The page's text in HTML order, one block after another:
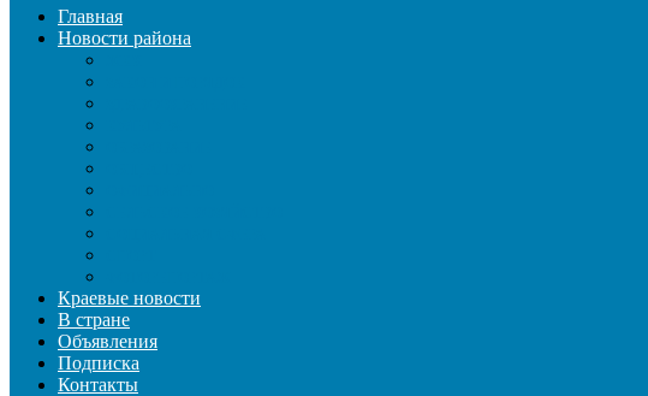
Главная
Новости района
Краевые новости
В стране
Объявления
Подписка
Контакты